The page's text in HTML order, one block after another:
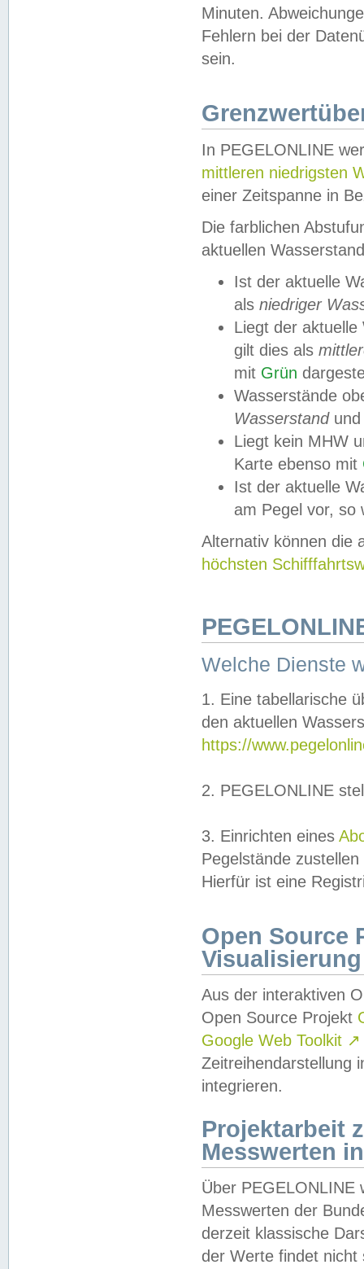
Minuten.
Fehlern bei der
sein.
In PEGELONLINE
mittleren niedrigsten
einer Zeitspanne in
Die farblichen
aktuellen
Ist der aktuelle
als niedriger
Liegt der
gilt dies als
mit Grün
Wasserstände
Wasserstandund
Liegt kein MHW
Karte ebenso mit
Ist der aktuelle
am Pegel vor,
Alternativ können die
höchsten
Welche Dienste
1. Eine tabellarische
den aktuellen
https://
2. PEGELONLINE
3. Einrichten eines
Pegelstände
Hierfür ist eine
Open Source
Visualisierung
Aus der interaktiven
Open Source Projekt
Google Web Toolkit ↗
Zeitreihendarstellung
integrieren.
Projektarbeit
Messwerten
Über PEGELONLINE
Messwerten der
derzeit klassische
der Werte findet